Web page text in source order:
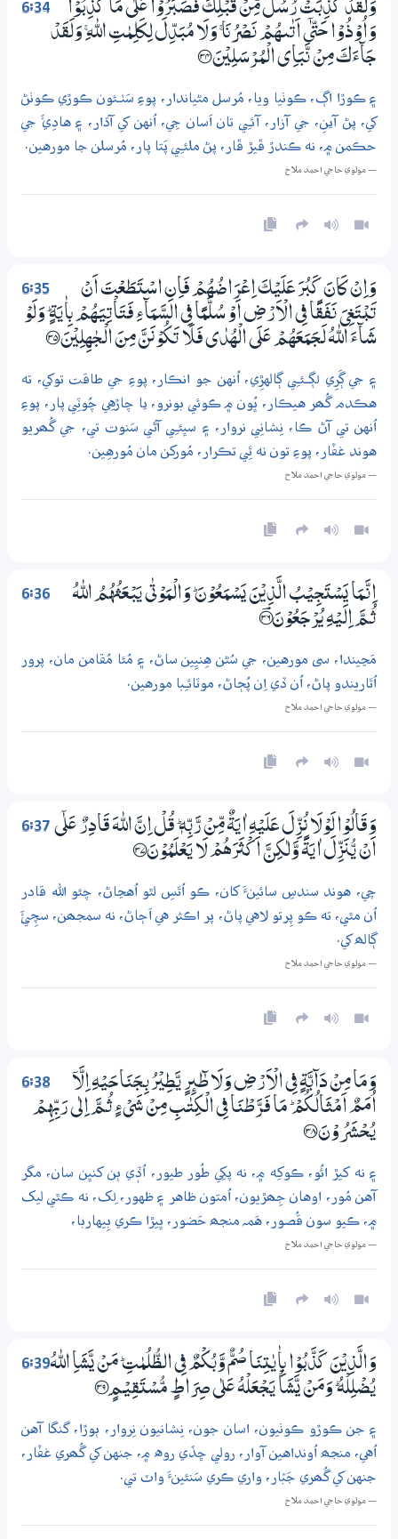
6:34
وَلَقَدْ كُذِّبَتْ رُسُلٌ مِّنْ قَبْلِكَ فَصَبَرُوْا عَلٰي مَا كُذِّبُوْا
وَاُوْذُوْا ﱑ اَتٰىهُمْ نَصْرُنَا ۚ وَلَا مُبَدِّلَ لِكَلِمٰتِ اللّٰهِ ۚ وَلَقَدْ
جَاۗءَكَ مِنْ نَّبَاِى الْمُرْسَلِيْنَ ؀34
۽ ڪوڙا اڳ، ڪوٺيا ويا، مُرسل مڻياندار، پوءِ سَٺـئون ڪوڙي ڪوٺڻ
کي، پڻ آينِ، جي آزار، آئـِي تان اَسان جِي، اُنهن کي آڌار، ۽ هادِئَ جي
حڪمن ۾، نه ڪندڙ ڦيڙ ڦار، پڻ ملئـِي پَتا پار، مُرسلن جا مورهين.
— مولوي حاجي احمد ملاح
6:35
وَاِنْ كَانَ كَبُرَ عَلَيْكَ اِعْرَاضُهُمْ فَاِنِ اسْتَطَعْتَ اَنْ
تَبْتَغِيَ نَفَقًا فِي الْاَرْضِ اَوْ سُلَّمًا فِي السَّمَاۗءِ فَتَاْتِيَـهُمْ بِاٰيَةٍ ۭ وَلَوْ
شَاۗءَ اللّٰهُ لَـجَمَعَهُمْ عَلَي الْهُدٰي فَلَا تَكُوْنَنَّ مِنَ الْـجٰهِلِيْنَ ؀35
۽ جي ڳَرِي لڳـئـِي ڳالهڙِي، اُنهن جو انڪار، پوءِ جي طاقت توکي، ته
هڪدم گُھر هيڪار، ڀُون ۾ ڪوئي بونرو، يا چاڙهِي چُوٽِي پار، پوءِ
اُنهن تي آڻ ڪا، نِشانِي نروار، ۽ سڀئـِي آڻي سَنوت تي، جي گُھريو
هوند غفّار، پوءِ تون نه ٿِي تڪرار، مُورکن مان مُورهِين.
— مولوي حاجي احمد ملاح
6:36
اِنَّـمَا يَسْتَجِيْبُ الَّذِيْنَ يَسْمَعُوْنَ ۭ وَالْمَوْتٰى يَبْعَثُهُمُ اللّٰهُ
ثُـمَّ اِلَيْهِ يُرْجَعُوْنَ ؀۬36
مَڃيندا، سى مورهين، جي سُڻن هِنيِين ساڻ، ۽ مُئا مُقامن مان، پرور
اُٿاريندو پاڻ، اُن ڏي اِن پُڄاڻ، موٽائـِبا مورهين.
— مولوي حاجي احمد ملاح
6:37 وَقَالُوْا لَوْلَا نُزِّلَ عَلَيْهِ اٰيَةٌ مِّنْ رَّبِّهٖ ۭ قُلْ اِنَّ اللّٰهَ قَادِرٌ عَلٰٓي
اَنْ يُّنَزِّلَ اٰيَةً وَّلٰكِنَّ اَكْثَرَهُمْ لَا يَعْلَمُوْنَ ؀37
چي، هوند سندسِ سائينءَ کان، ڪو اُٿسِ لٿو اُهڃاڻ، چئو الله قادر
اُن مٿي، ته ڪو پِرتو لاهي پاڻ، پر اڪثر هي اَڄاڻ، نه سمجھن، سچِئَ
ڳالھ کي.
— مولوي حاجي احمد ملاح
6:38
وَمَا مِنْ دَاۗبَّةٍ فِي الْاَرْضِ وَلَا طٰۗىِٕرٍ يَّطِيْرُ بِـجَنَاحَيْهِ اِلَّآ
اُمَمٌ اَمْثَالُكُمْ ۭ مَا فَرَّطْنَا فِي الْكِتٰبِ مِنْ شَيْءٍ ثُـمَّ اِلٰى رَبِّهِمْ
يُـحْشَرُوْنَ ؀38
۽ نه کيڙ ائُو، ڪوکِه ۾، نه پکِي طُور طيور، اُڏٖي ٻن کنڀن سان، مگر
آهن مُور، اوهان جِھڙيون، اُمتون ظاهر ۽ ظهور، لِک، نه ڪٿي ليک
۾، ڪيو سون قُصور، هَمہ منجھ حَضور، ڀيڙا ڪري بِيهاربا،
— مولوي حاجي احمد ملاح
6:39وَالَّذِيْنَ كَذَّبُوْا بِاٰيٰتِنَا صُمٌّ وَّبُكْمٌ فِي الظُّلُمٰتِ ۭ مَنْ يَّشَاِ اللّٰهُ
يُضْلِلْهُ ۭ وَمَنْ يَّشَاْ يَـجْعَلْهُ عَلٰي صِرَاطٍ مُّسْتَقِيْـمٍ ؀39
۽ جن ڪوڙو ڪوٺيون، اسان جون، نِشانيون نِروار، ٻوڙا، گنگا آهن
اُهي، منجھ اُونداهين آوار، رولي ڇڏي روه ۾، جنهن کي گُھري غفّار،
جنهن کي گُھري جَبّار، واري ڪري سَنئينءَ واٽ تي.
— مولوي حاجي احمد ملاح